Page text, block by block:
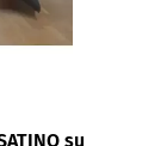
su